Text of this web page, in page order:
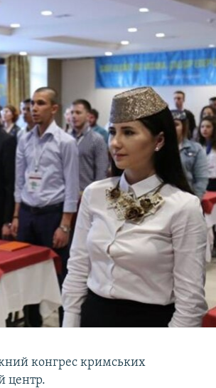
конгрес кримських
центр.